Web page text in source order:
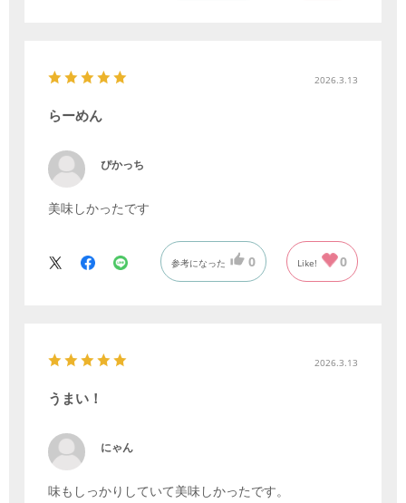
2026.3.13
らーめん
ぴかっち
美味しかったです
参考になった 0 Like! 0
2026.3.13
うまい！
にゃん
味もしっかりしていて美味しかったです。